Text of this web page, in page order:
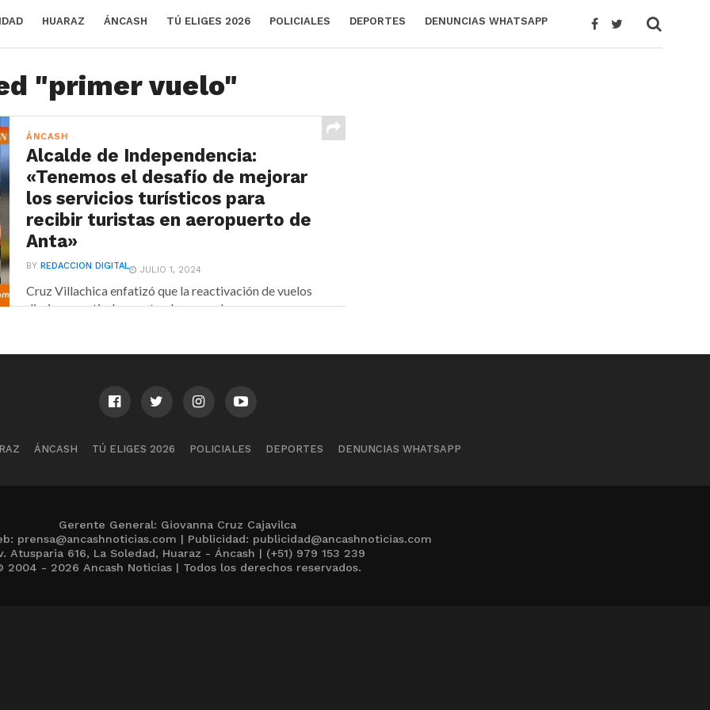
HUARAZ ÁNCASH TÚ ELIGES 2026 POLICIALES DEPORTES DENUNCIAS WHATSAPP
"primer vuelo"
ÁNCASH
Alcalde de Independencia:
«Tenemos el desafío de mejorar
los servicios turísticos para
recibir turistas en aeropuerto de
Anta»
BYREDACCION DIGITAL JULIO 1, 2024
Cruz Villachica enfatizó que la reactivación de vuelos
diarios a partir de agosto abre grandes
ÁNCASH TÚ ELIGES 2026 POLICIALES DEPORTES DENUNCIAS WHATSAPP
Gerente General: Giovanna Cruz Cajavilca
prensa@ancashnoticias.com | Publicidad: publicidad@ancashnoticias.com
Atusparia 616, La Soledad, Huaraz - Áncash | (+51) 979 153 239
2004 - 2026 Ancash Noticias | Todos los derechos reservados.